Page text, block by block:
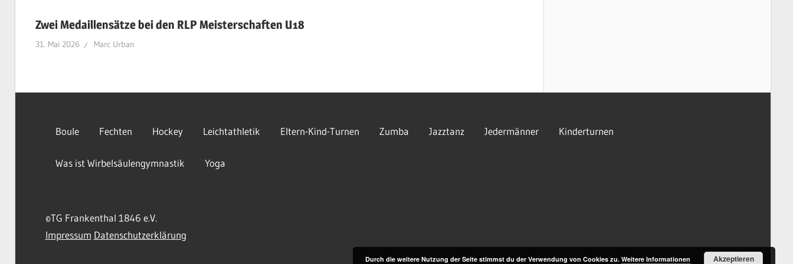
Zwei Medaillensätze bei den RLP Meisterschaften U18
31. Mai 2026 Marc Urban
Boule Fechten Hockey Leichtathletik Eltern-Kind-Turnen Zumba Jazztanz Jedermänner Kinderturnen
Was ist Wirbelsäulengymnastik Yoga
©TG Frankenthal 1846 e.V.
Impressum Datenschutzerklärung
Durch die weitere Nutzung der Seite stimmst du der Verwendung von Cookies zu. Weitere Informationen Akzeptieren